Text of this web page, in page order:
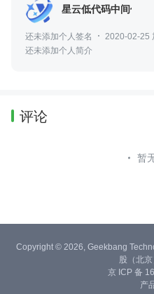
星云低代码中间件
还未添加个人签名
2020-02-25
还未添加个人简介
评论
暂
Copyright © 2026, Geekbang
股（北
京 ICP 备
产